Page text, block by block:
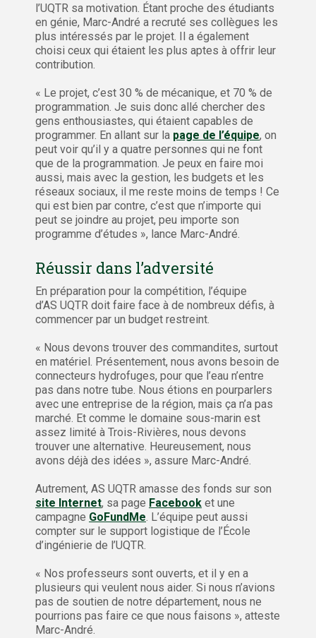
l’UQTR sa motivation. Étant proche des étudiants
en génie, Marc-André a recruté ses collègues les
plus intéressés par le projet. Il a également
choisi ceux qui étaient les plus aptes à offrir leur
contribution.
« Le projet, c’est 30 % de mécanique, et 70 % de
programmation. Je suis donc allé chercher des
gens enthousiastes, qui étaient capables de
programmer. En allant sur la page de l’équipe, on
peut voir qu’il y a quatre personnes qui ne font
que de la programmation. Je peux en faire moi
aussi, mais avec la gestion, les budgets et les
réseaux sociaux, il me reste moins de temps ! Ce
qui est bien par contre, c’est que n’importe qui
peut se joindre au projet, peu importe son
programme d’études », lance Marc-André.
Réussir dans l’adversité
En préparation pour la compétition, l’équipe
d’AS UQTR doit faire face à de nombreux défis, à
commencer par un budget restreint.
« Nous devons trouver des commandites, surtout
en matériel. Présentement, nous avons besoin de
connecteurs hydrofuges, pour que l’eau n’entre
pas dans notre tube. Nous étions en pourparlers
avec une entreprise de la région, mais ça n’a pas
marché. Et comme le domaine sous-marin est
assez limité à Trois-Rivières, nous devons
trouver une alternative. Heureusement, nous
avons déjà des idées », assure Marc-André.
Autrement, AS UQTR amasse des fonds sur son
site Internet, sa page Facebook et une
campagne GoFundMe. L’équipe peut aussi
compter sur le support logistique de l’École
d’ingénierie de l’UQTR.
« Nos professeurs sont ouverts, et il y en a
plusieurs qui veulent nous aider. Si nous n’avions
pas de soutien de notre département, nous ne
pourrions pas faire ce que nous faisons », atteste
Marc-André.